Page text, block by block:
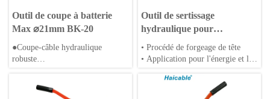
Outil de coupe à batterie
Max ⌀21mm BK-20
●Coupe-câble hydraulique
robuste
●Durabilité, lame de haute qualité
Outil de sertissage
hydraulique pour
connecteurs de câble 10-
120mm² HP-120C
• Procédé de forgeage de tête
• Application pour l'énergie et le
• Corps en alliage d'aluminium ou